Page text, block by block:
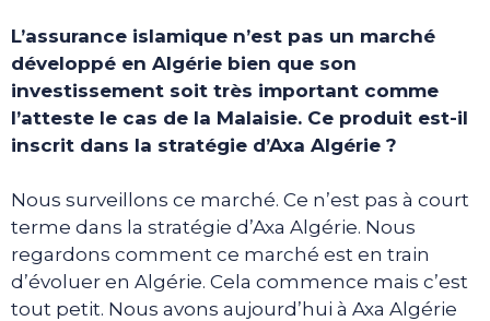
L’assurance islamique n’est pas un marché
développé en Algérie bien que son
investissement soit très important comme
l’atteste le cas de la Malaisie. Ce produit est-il
inscrit dans la stratégie d’Axa Algérie ?
Nous surveillons ce marché. Ce n’est pas à court
terme dans la stratégie d’Axa Algérie. Nous
regardons comment ce marché est en train
d’évoluer en Algérie. Cela commence mais c’est
tout petit. Nous avons aujourd’hui à Axa Algérie